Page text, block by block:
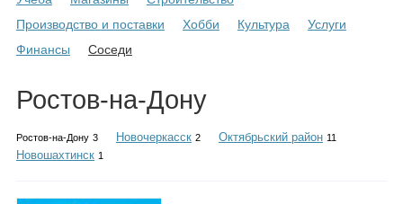
Объявления
Каталог
Производство и поставки
Хобби Культура
Услуги
Финансы
Соседи
Ростов-на-Дону
Ростов-на-Дону 3 Новочеркасск 2 Октябрьский район 11
Новошахтинск 1